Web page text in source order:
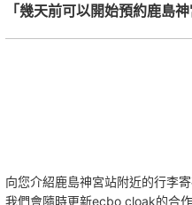
「幾天前可以開始預約鹿島
向您介紹鹿島神宮站附近的行李寄
我們會隨時更新ecbo cloak的合